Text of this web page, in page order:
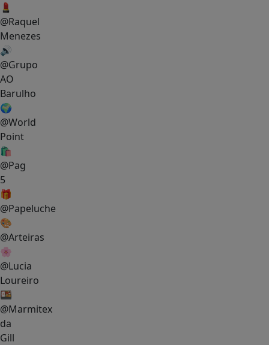
💄
@Raquel
Menezes
🔊
@Grupo
AO
Barulho
🌍
@World
Point
🛍
@Pag
5
🎁
@Papeluche
🎨
@Arteiras
🌸
@Lucia
Loureiro
🍱
@Marmitex
da
Gill